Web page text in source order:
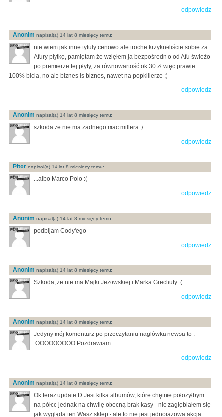
odpowiedz
Anonim napisal(a) 14 lat 8 miesięcy temu:
nie wiem jak inne tytuły cenowo ale troche krzykneliście sobie za
Afury płytkę, pamiętam że wzięłem ja bezpośrednio od Afu świeżo
po premierze tej płyty, za równowartość ok 30 zł więc prawie
100% bicia, no ale biznes is biznes, nawet na popkillerze ;)
odpowiedz
Anonim napisal(a) 14 lat 8 miesięcy temu:
szkoda ze nie ma zadnego mac millera ;/
odpowiedz
Piter napisal(a) 14 lat 8 miesięcy temu:
...albo Marco Polo :(
odpowiedz
Anonim napisal(a) 14 lat 8 miesięcy temu:
podbijam Cody'ego
odpowiedz
Anonim napisal(a) 14 lat 8 miesięcy temu:
Szkoda, że nie ma Majki Jeżowskiej i Marka Grechuty :(
odpowiedz
Anonim napisal(a) 14 lat 8 miesięcy temu:
Jedyny mój komentarz po przeczytaniu nagłówka newsa to :
:OOOOOOOOO Pozdrawiam
odpowiedz
Anonim napisal(a) 14 lat 8 miesięcy temu:
Ok teraz update:D Jest kilka albumów, które chętnie położyłbym
na półce jednak na chwilę obecną brak kasy - nie zagłębiałem się
jak wygląda ten Wasz sklep - ale to nie jest jednorazowa akcja